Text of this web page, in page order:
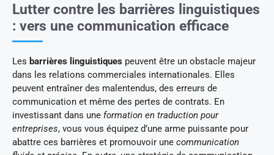
Lutter contre les barrières linguistiques
: vers une communication efficace
Les barrières linguistiques peuvent être un obstacle majeur
dans les relations commerciales internationales. Elles
peuvent entraîner des malentendus, des erreurs de
communication et même des pertes de contrats. En
investissant dans une formation en traduction pour
entreprises, vous vous équipez d’une arme puissante pour
abattre ces barrières et promouvoir une communication